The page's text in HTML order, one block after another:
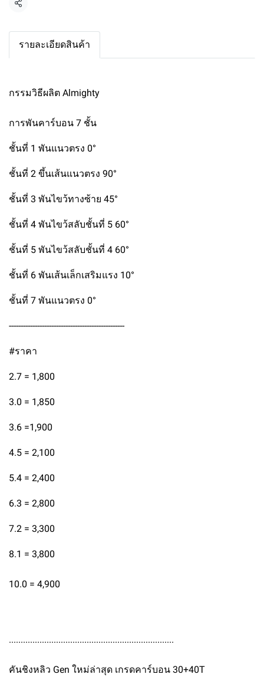
แชร์
รายละเอียดสินค้า
กรรมวิธีผลิต Almighty
การพันคาร์บอน 7 ชั้น
ชั้นที่ 1 พันแนวตรง 0°
ชั้นที่ 2 ขึ้นเส้นแนวตรง 90°
ชั้นที่ 3 พันไขว้ทางซ้าย 45°
ชั้นที่ 4 พันไขว้สลับชั้นที่ 5 60°
ชั้นที่ 5 พันไขว้สลับชั้นที่ 4 60°
ชั้นที่ 6 พันเส้นเล็กเสริมแรง 10°
ชั้นที่ 7 พันแนวตรง 0°
-------------------------------------------------
#ราคา
2.7 = 1,800
3.0 = 1,850
3.6 =1,900
4.5 = 2,100
5.4 = 2,400
6.3 = 2,800
7.2 = 3,300
8.1 = 3,800
10.0 = 4,900
......................................................................
คันชิงหลิว Gen ใหม่ล่าสุด เกรดคาร์บอน 30+40T